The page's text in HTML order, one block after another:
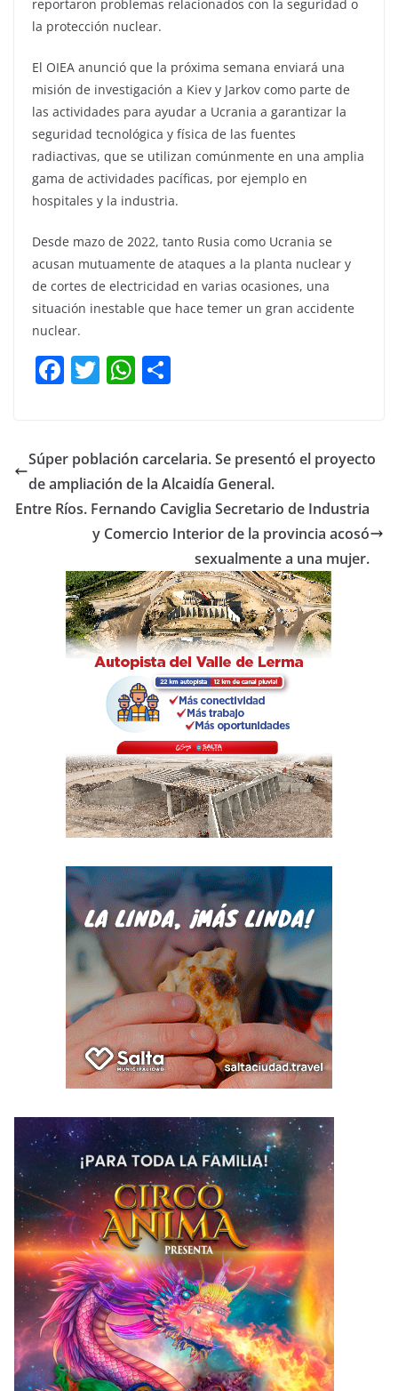
reportaron problemas relacionados con la seguridad o
la protección nuclear.
El OIEA anunció que la próxima semana enviará una
misión de investigación a Kiev y Jarkov como parte de
las actividades para ayudar a Ucrania a garantizar la
seguridad tecnológica y física de las fuentes
radiactivas, que se utilizan comúnmente en una amplia
gama de actividades pacíficas, por ejemplo en
hospitales y la industria.
Desde mazo de 2022, tanto Rusia como Ucrania se
acusan mutuamente de ataques a la planta nuclear y
de cortes de electricidad en varias ocasiones, una
situación inestable que hace temer un gran accidente
nuclear.
F
e
b
o
k
T
er
W
s
A
p
p
p
ar
tir
Súper población carcelaria. Se presentó el proyecto
de ampliación de la Alcaidía General.
Entre Ríos. Fernando Caviglia Secretario de Industria
y Comercio Interior de la provincia acosó
sexualmente a una mujer.